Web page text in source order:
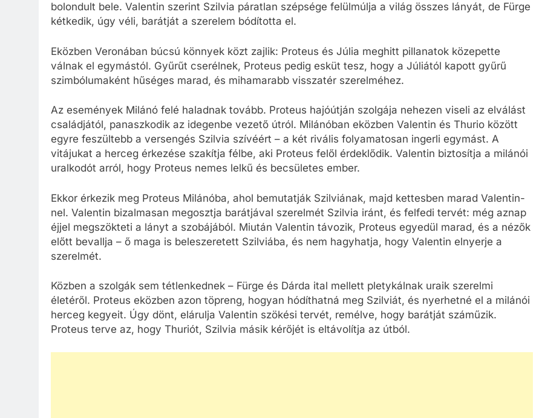
bolondult bele. Valentin szerint Szilvia páratlan szépsége felülmúlja a világ összes lányát, de Fürge
kétkedik, úgy véli, barátját a szerelem bódította el.
Eközben Veronában búcsú könnyek közt zajlik: Proteus és Júlia meghitt pillanatok közepette
válnak el egymástól. Gyűrűt cserélnek, Proteus pedig esküt tesz, hogy a Júliától kapott gyűrű
szimbólumaként hűséges marad, és mihamarabb visszatér szerelméhez.
Az események Milánó felé haladnak tovább. Proteus hajóútján szolgája nehezen viseli az elválást
családjától, panaszkodik az idegenbe vezető útról. Milánóban eközben Valentin és Thurio között
egyre feszültebb a versengés Szilvia szívéért – a két rivális folyamatosan ingerli egymást. A
vitájukat a herceg érkezése szakítja félbe, aki Proteus felől érdeklődik. Valentin biztosítja a milánói
uralkodót arról, hogy Proteus nemes lelkű és becsületes ember.
Ekkor érkezik meg Proteus Milánóba, ahol bemutatják Szilviának, majd kettesben marad Valentin-
nel. Valentin bizalmasan megosztja barátjával szerelmét Szilvia iránt, és felfedi tervét: még aznap
éjjel megszökteti a lányt a szobájából. Miután Valentin távozik, Proteus egyedül marad, és a nézők
előtt bevallja – ő maga is beleszeretett Szilviába, és nem hagyhatja, hogy Valentin elnyerje a
szerelmét.
Közben a szolgák sem tétlenkednek – Fürge és Dárda ital mellett pletykálnak uraik szerelmi
életéről. Proteus eközben azon töpreng, hogyan hódíthatná meg Szilviát, és nyerhetné el a milánói
herceg kegyeit. Úgy dönt, elárulja Valentin szökési tervét, remélve, hogy barátját száműzik.
Proteus terve az, hogy Thuriót, Szilvia másik kérőjét is eltávolítja az útból.